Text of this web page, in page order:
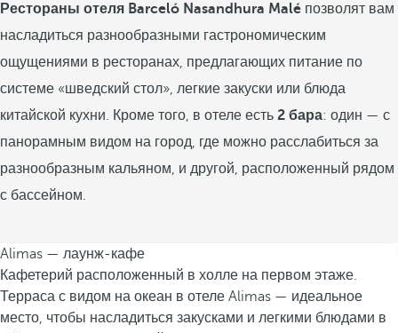
Рестораны отеля Barceló Nasandhura Malé позволят вам
насладиться разнообразными гастрономическим
ощущениями в ресторанах, предлагающих питание по
системе «шведский стол», легкие закуски или блюда
китайской кухни. Кроме того, в отеле есть 2 бара: один — с
панорамным видом на город, где можно расслабиться за
разнообразным кальяном, и другой, расположенный рядом
с бассейном.
Alimas — лаунж-кафе
Кафетерий расположенный в холле на первом этаже.
Терраса с видом на океан в отеле Alimas — идеальное
место, чтобы насладиться закусками и легкими блюдами в